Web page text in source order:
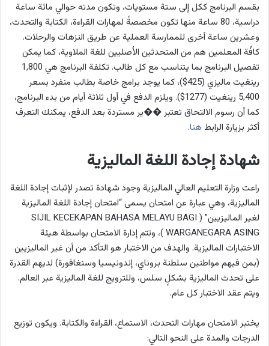
بقسم البرنامج ككل إلى ستة مستويات، وتكون مدته حوالي مائة ساعة
دراسية، 80 ساعة منها تكون مخصصةً لمهارات القراءة، الكتابة والتحدث،
وعشرين ساعة أخرى للممارسة العملية عن طريق النزهات والرحلات.
كافّة المعلمين هم من المتحدثين الأصليين للغة الملاوية، كما يمكن
تفصيل البرنامج بما يتناسب مع كل طالب. تكلفة البرنامج هي 1,800
رينغيت ماليزي (425$)، كما يوجد برامج خاصة بطالب منفرد بسعر
5,400 رينغيت (1277$). ويلزم الدفع في أول ثلاثة أيام من بدء البرنامج،
كما أن رسوم الالتحاق تعتبر ��ير مستردة بعد الدفع، يمكنك التعرف
أكثر بزيارة الرابط هنا.
شهادة إجادة اللغة الماليزية
راعت وزارة التعليم العالي الماليزية وجود شهادة تصدر لإثبات إجادة اللغة
الماليزية، وهي عبارة عن امتحان يسمى “امتحان إجادة اللغة الماليزية
لغير الماليزيين” ( SIJIL KECEKAPAN BAHASA MELAYU BAGI
WARGANEGARA ASING)، وتتم إدارة الامتحان بواسطة هيئة
الاختبارات الماليزية. والهدف من الاختبار هو التأكد من أن غير الماليزيين
(بمن فيهم مواطنين سلطنة بروناي، إندونيسيا وسنغافورة) لديهم القدرة
على تحدث الماليزية بشكلٍ سلس، وللترويج للغة الماليزية عبر العالم.
ويتم عقد الاختبار كل عام.
يختبر الامتحان مهارات التحدث، الاستماع، القراءة والكتابة. ويكون توزيع
الدرجات والمدة على النحو التالي: